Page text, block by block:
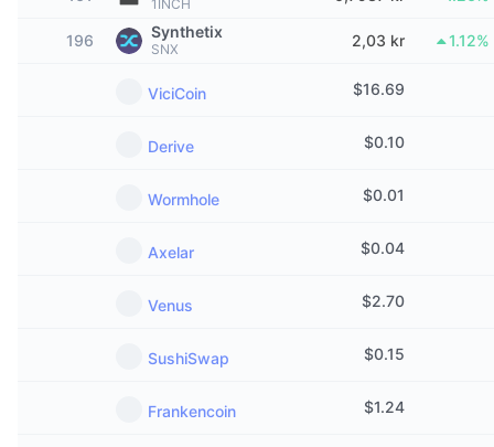
Trendande
Krypto-ETF:er
CMC MCP
Skola
1INCH
196 Synthetix
SNX 2,03 kr 1.12%
ViciCoin $16.69
Derive $0.10
Wormhole $0.01
Axelar $0.04
Venus $2.70
SushiSwap $0.15
Frankencoin $1.24